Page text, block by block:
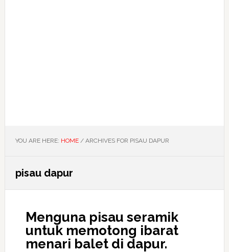
YOU ARE HERE: HOME /ARCHIVES FOR PISAU DAPUR
pisau dapur
Menguna pisau seramik
untuk memotong ibarat
menari balet di dapur.